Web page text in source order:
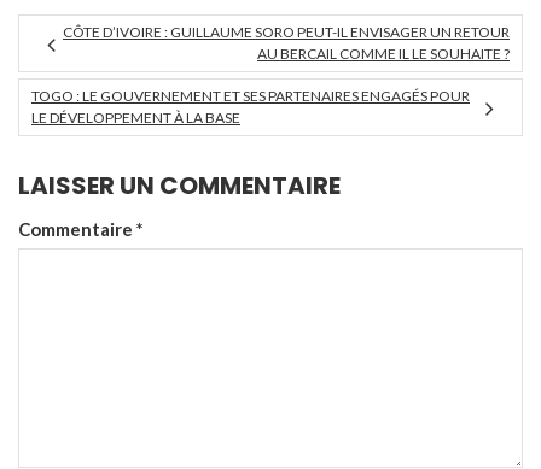
CÔTE D’IVOIRE : GUILLAUME SORO PEUT-IL ENVISAGER UN RETOUR
AU BERCAIL COMME IL LE SOUHAITE ?
TOGO : LE GOUVERNEMENT ET SES PARTENAIRES ENGAGÉS POUR
LE DÉVELOPPEMENT À LA BASE
LAISSER UN COMMENTAIRE
Commentaire *